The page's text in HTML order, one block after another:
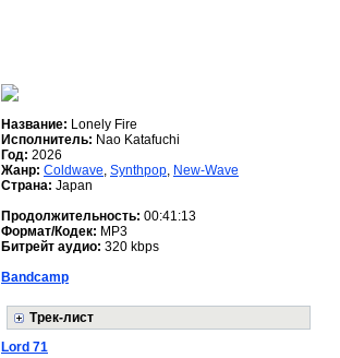
Название: Lonely Fire
Исполнитель: Nao Katafuchi
Год: 2026
Жанр: Coldwave, Synthpop, New-Wave
Страна: Japan
Продолжительность: 00:41:13
Формат/Кодек: MP3
Битрейт аудио: 320 kbps
Bandcamp
Трек-лист
Lord 71